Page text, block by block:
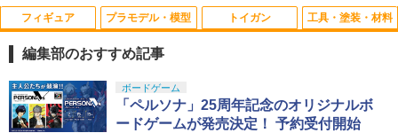
1
【エントリー最大10倍＆3％クーポン】
電動ブローバック 10歳以上用 ハイキ
ャパシリーズ用35連ロングスペアマガジ
￥1,078
1 アーテック 透明うちわ 白柄 18333
￥132
フィギュア
1
タカラトミー(TAKARA TOMY) T-SPAR
K トランスフォーマー ニューレジェンズ
NL-07 サウンドウェーブ 可動フィギュア
プラモデル・模型
1
BANDAI SPIRITS(バンダイ スピリッツ)
30MS SIS-J00 メルンジャ[カラーA] 色
分け済みプラモデル
トイガン
1
東京マルイ(TOKYO MARUI) No.25 コル
ト ガバメント HG 18歳以上エアーHOP
ハンドガン
工具・塗装・材料
1
GSIクレオス Mr.トップコート 水性プレ
ミアムトップコートスプレー 光沢 88ml
ホビー用仕上材 B601
編集部のおすすめ記事
ボードゲーム
「ペルソナ」25周年記念のオリジナルボ
ードゲームが発売決定！ 予約受付開始